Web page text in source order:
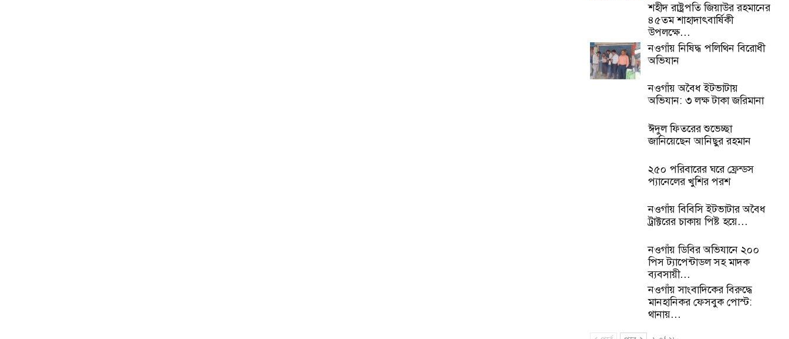
শহীদ রাষ্ট্রপতি জিয়াউর রহমানের
৪৫তম শাহাদাৎবার্ষিকী
উপলক্ষে…
নওগাঁয় নিষিদ্ধ পলিথিন বিরোধী
অভিযান
নওগাঁয় অবৈধ ইটভাটায়
অভিযান: ৩ লক্ষ টাকা জরিমানা
ঈদুল ফিতরের শুভেচ্ছা
জানিয়েছেন আনিছুর রহমান
২৫০ পরিবারের ঘরে ফ্রেন্ডস
প্যানেলের খুশির পরশ
নওগাঁয় বিবিসি ইটভাটার অবৈধ
ট্রাক্টরের চাকায় পিষ্ট হয়ে…
নওগাঁয় ডিবির অভিযানে ২০০
পিস ট্যাপেন্টাডল সহ মাদক
ব্যবসায়ী…
নওগাঁয় সাংবাদিকের বিরুদ্ধে
মানহানিকর ফেসবুক পোস্ট:
থানায়…